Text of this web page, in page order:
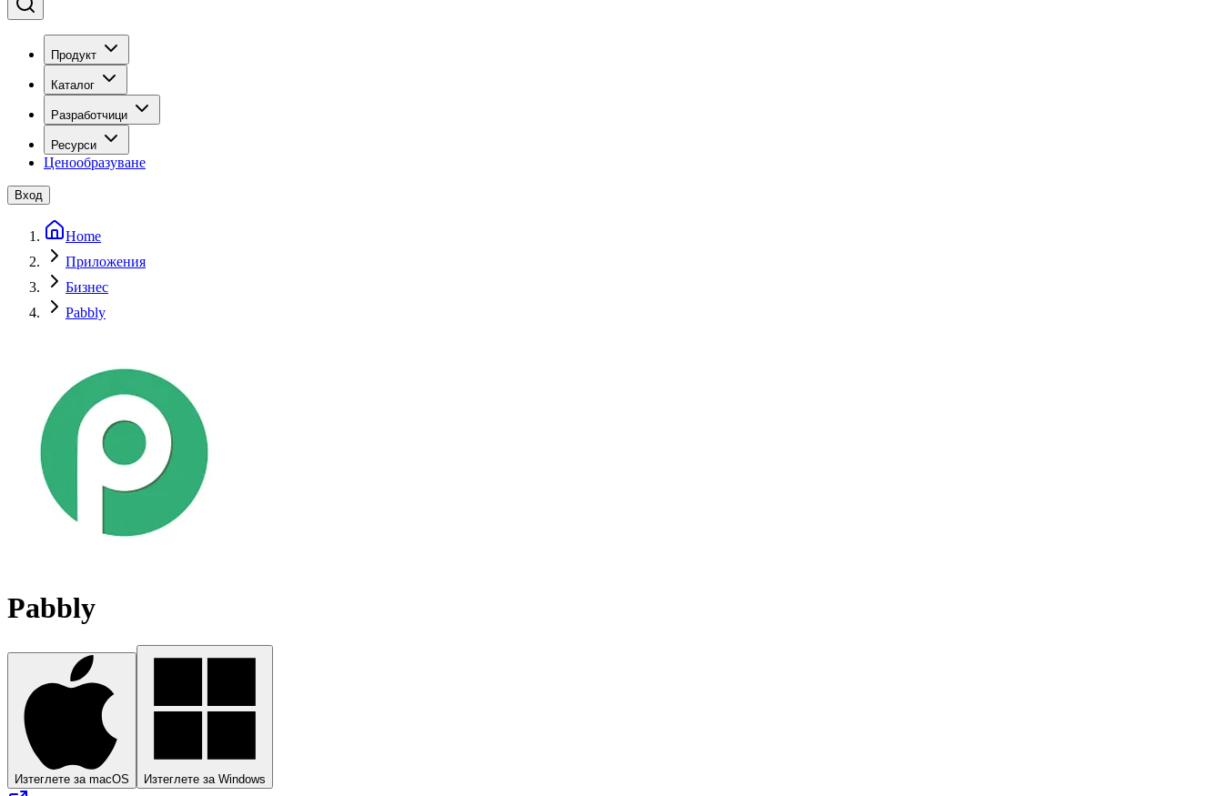
Продукт
Каталог
Разработчици
Ресурси
Ценообразуване
Вход
Home
Приложения
Бизнес
Pabbly
Pabbly
Изтеглете за macOS Изтеглете за Windows